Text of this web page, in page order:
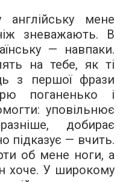
мене
зневажають. В
— навпаки.
на тебе, як ті
з першої фрази
поганенько і
уповільнює
добирає
підказує — вчить.
об мене ноги, а
хоче. У широкому